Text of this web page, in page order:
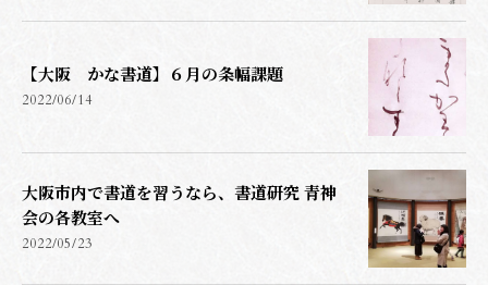
【大阪 かな書道】６月の条幅課題
2022/06/14
大阪市内で書道を習うなら、書道研究 青神
会の各教室へ
2022/05/23